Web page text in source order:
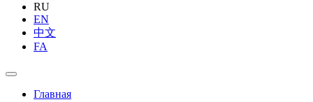
RU
EN
中文
FA
Главная